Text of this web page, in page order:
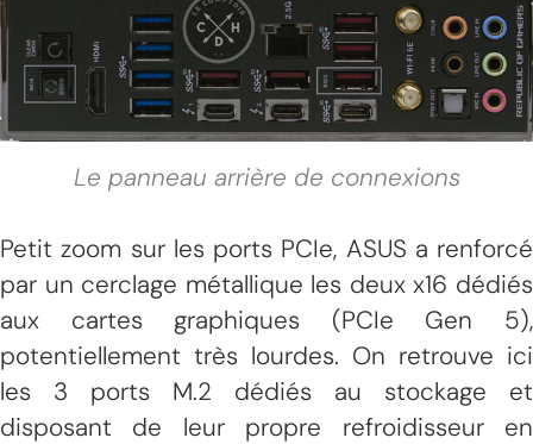
Le panneau arrière de connexions
Petit zoom sur les ports PCIe, ASUS a renforcé
par un cerclage métallique les deux x16 dédiés
aux cartes graphiques (PCIe Gen 5),
potentiellement très lourdes. On retrouve ici
les 3 ports M.2 dédiés au stockage et
disposant de leur propre refroidisseur en